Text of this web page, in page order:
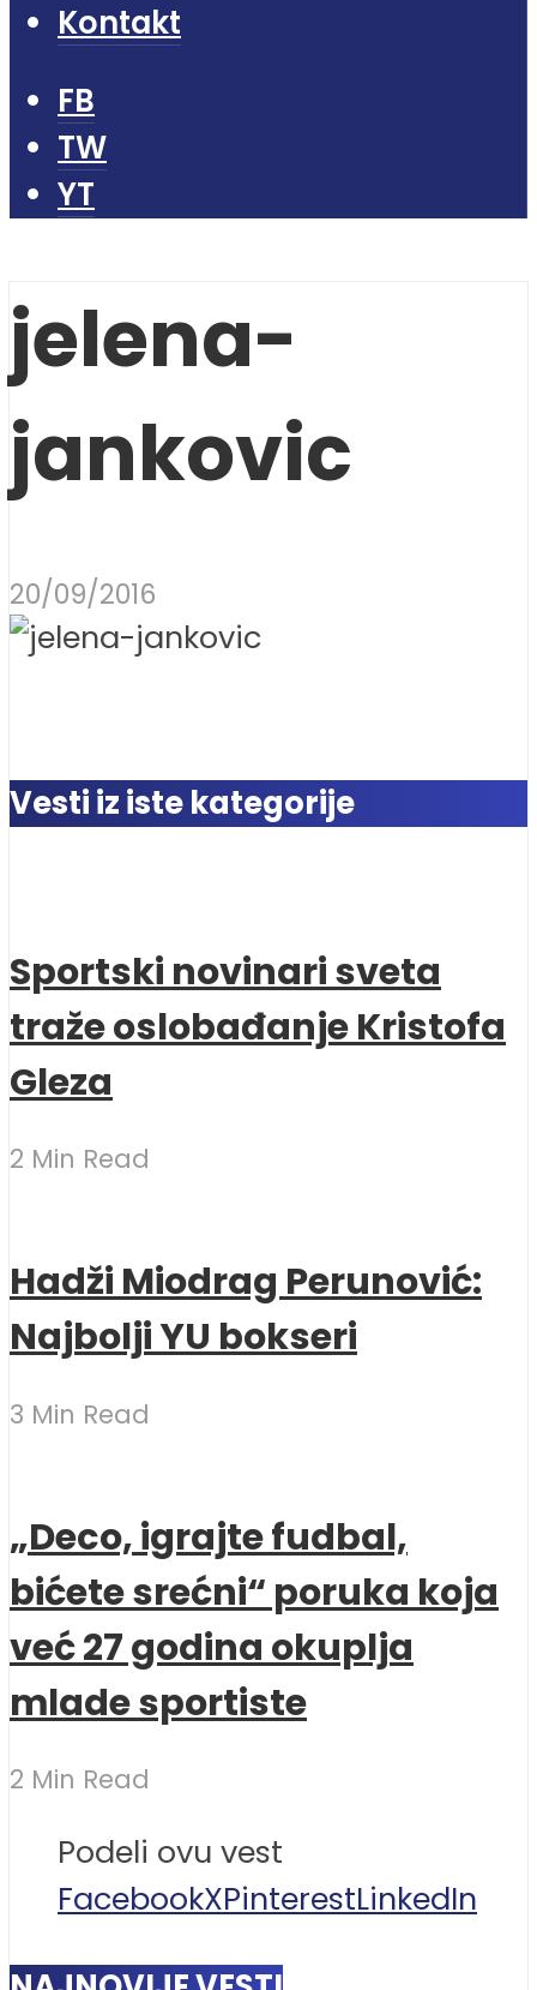
Kontakt
FB
TW
YT
jelena-
jankovic
20/09/2016
Vesti iz iste kategorije
Sportski novinari sveta
traže oslobađanje Kristofa
Gleza
2 Min Read
Hadži Miodrag Perunović:
Najbolji YU bokseri
3 Min Read
„Deco, igrajte fudbal,
bićete srećni“ poruka koja
već 27 godina okuplja
mlade sportiste
2 Min Read
Podeli ovu vest
FacebookXPinterestLinkedIn